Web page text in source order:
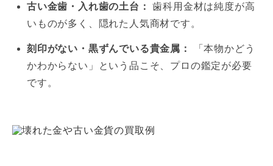
古い金歯・入れ歯の土台：
歯科用金材は純度が高
いものが多く、隠れた人気商材です。
刻印がない・黒ずんでいる貴金属：
「本物かどう
かわからない」という品こそ、プロの鑑定が必要
です。